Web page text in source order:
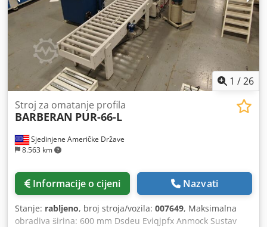
1 /26
Sjedinjene Američke Države
8.563 km
Stroj za omatanje profila
BARBERAN PUR-66-L
Informacije o cijeni Nazvati
Stanje: rabljeno, broj stroja/vozila: 007649, Maksimalna
obradiva širina: 600 mm Dsdeu Eviqjpfx Anmock Sustav